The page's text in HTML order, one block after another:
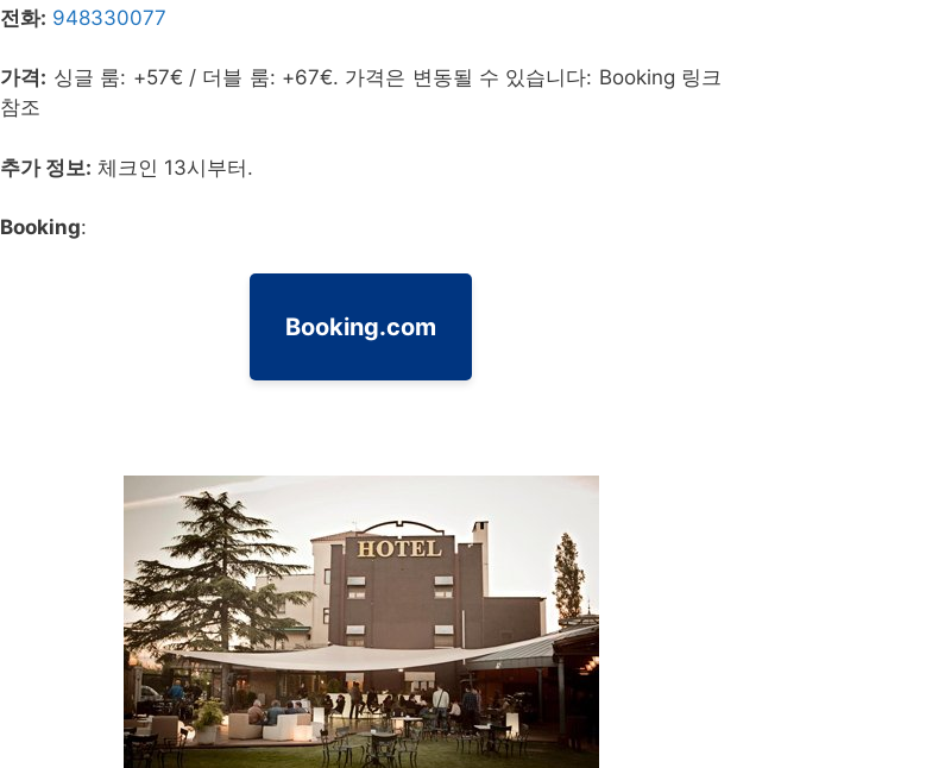
전화: 948330077
가격: 싱글 룸: +57€ / 더블 룸: +67€. 가격은 변동될 수 있습니다: Booking 링크
참조
추가 정보: 체크인 13시부터.
Booking:
Booking.com